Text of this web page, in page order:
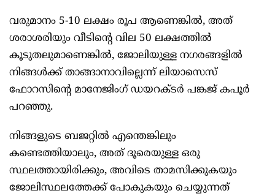
വരുമാനം 5-10 ലക്ഷം രൂപ ആണെങ്കില്‍, അത്
ശരാശരിയും വീടിന്റെ വില 50 ലക്ഷത്തില്‍
കൂടുതലുമാണെങ്കില്‍, ജോലിയുള്ള നഗരങ്ങളില്‍
നിങ്ങള്‍ക്ക് താങ്ങാനാവില്ലെന്ന് ലിയാസെസ്
ഫോറസിന്റെ മാനേജിംഗ് ഡയറക്ടര്‍ പങ്കജ് കപൂര്‍
പറഞ്ഞു.
നിങ്ങളുടെ ബജറ്റില്‍ എന്തെങ്കിലും
കണ്ടെത്തിയാലും, അത് ദൂരെയുള്ള ഒരു
സ്ഥലത്തായിരിക്കും, അവിടെ താമസിക്കുകയും
ജോലിസ്ഥലത്തേക്ക് പോകുകയും ചെയ്യുന്നത്